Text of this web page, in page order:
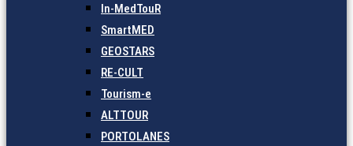
In-MedTouR
SmartMED
GEOSTARS
RE-CULT
Tourism-e
ALTTOUR
PORTOLANES